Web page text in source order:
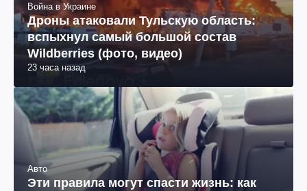
Война в Украине
Дроны атаковали Тульскую область:
вспыхнул самый большой состав
Wildberries (фото, видео)
23 часа назад
Авто
Эти правила могут спасти жизнь: как